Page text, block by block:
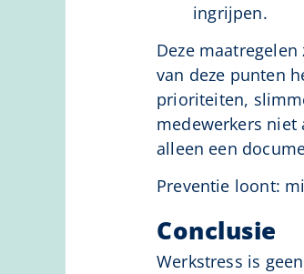
ingrijpen.
Deze
van deze punten
prioriteiten,
medewerkers niet
alleen een
Preventie loont:
Conclusie
Werkstress is